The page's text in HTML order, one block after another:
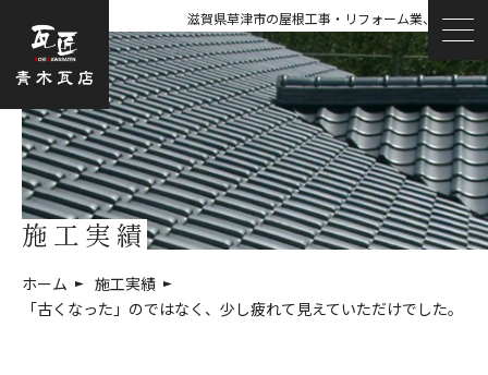
滋賀県草津市の屋根工事・リフォーム業、青木瓦店
施工実績
ホーム
施工実績
「古くなった」のではなく、少し疲れて見えていただけでした。